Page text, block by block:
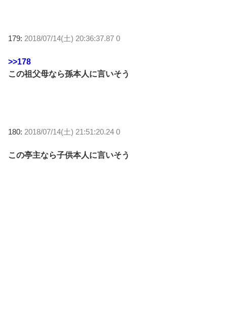
179: 2018/07/14(土) 20:36:37.87 0
>>178
この祖父母なら孫本人に言いそう
180: 2018/07/14(土) 21:51:20.24 0
この亭主なら子供本人に言いそう